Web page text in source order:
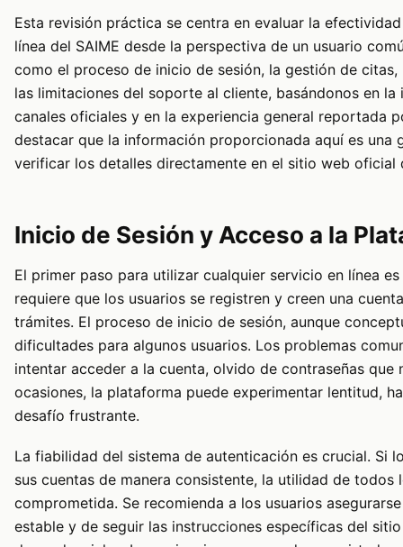
Esta revisión práctica se centra en evaluar la
línea del SAIME desde la perspectiva de un usuario
como el proceso de inicio de sesión, la gestión de
las limitaciones del soporte al cliente, basándonos en
canales oficiales y en la experiencia general reportada
destacar que la información proporcionada aquí es una
verificar los detalles directamente en el sitio web oficial
Inicio de Sesión y Acceso a la
El primer paso para utilizar cualquier servicio en línea
requiere que los usuarios se registren y creen una
trámites. El proceso de inicio de sesión, aunque
dificultades para algunos usuarios. Los problemas
intentar acceder a la cuenta, olvido de contraseñas que
ocasiones, la plataforma puede experimentar lentitud,
desafío frustrante.
La fiabilidad del sistema de autenticación es crucial. Si
sus cuentas de manera consistente, la utilidad de todos
comprometida. Se recomienda a los usuarios
estable y de seguir las instrucciones específicas del